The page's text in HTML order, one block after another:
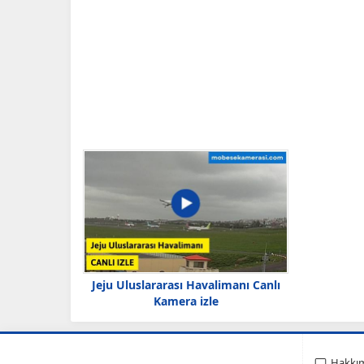
Jeju Uluslararası Havalimanı Canlı
Kamera izle